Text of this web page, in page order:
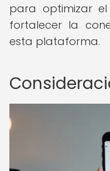
para optimizar
fortalecer la
esta plataforma.